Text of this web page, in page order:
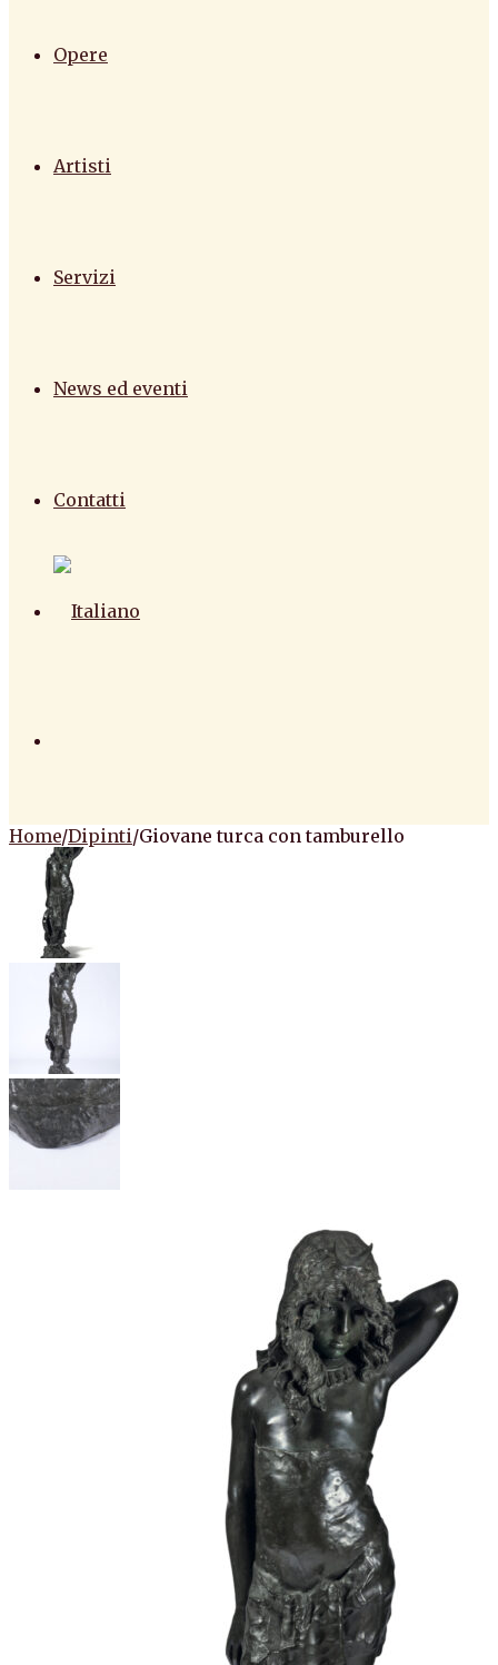
Opere
Artisti
Servizi
News ed eventi
Contatti
Home/Dipinti/Giovane turca con tamburello